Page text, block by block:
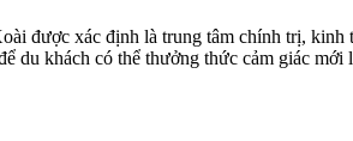
được xác định là trung tâm chính trị, kinh
du khách có thể thưởng thức cảm giác mới